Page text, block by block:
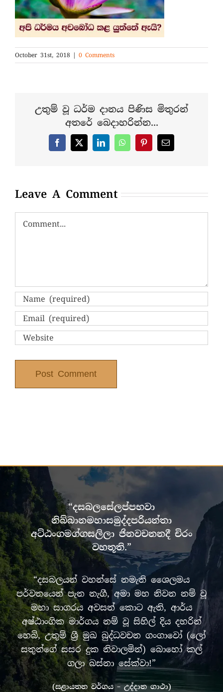
October 31st, 2018 | 0 Comments
උතුම් වූ ධර්ම දානය පිණිස මිතුරන්
අතරේ බෙදාහරින්න...
Facebook
X LinkedInWhatsAppPinterestEmail
Leave A Comment
Comment
“දසබලසේලප්පභවා
නිබ්බානමහාසමුද්දපරියන්තා
අට්ඨංගමග්ගසලිලා ජිනවචනනදී චිරං
වහතූති.”
“දසබලයන් වහන්සේ නමැති ශෛලමය
පර්වතයෙන් පැන නැගී, අමා මහ නිවන නම් වූ
මහා සාගරය අවසන් කොට ඇති, ආර්ය
අෂ්ඨාංගික මාර්ගය නම් වූ සිහිල් දිය දහරින්
හෙබි, උතුම් ශ්‍රී මුඛ බුද්ධවචන ගංගාවෝ (ලෝ
සතුන්ගේ සසර දුක නිවාලමින්) බොහෝ කල්
ගලා බස්නා සේක්වා!”
(සළායතන වර්ගය – උද්දාන ගාථා)